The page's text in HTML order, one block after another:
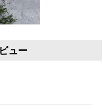
ュー